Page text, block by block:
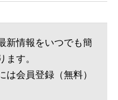
新情報をいつでも簡
ます。
会員登録（無料）